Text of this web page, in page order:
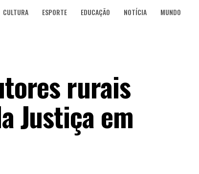
CULTURA ESPORTE EDUCAÇÃO NOTÍCIA MUNDO
rurais
Justiça em